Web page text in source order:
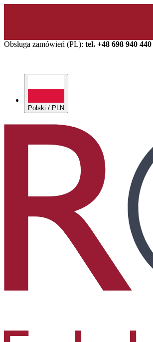
Obsługa zamówień (PL): tel. +48 698 940 440
Polski / PLN